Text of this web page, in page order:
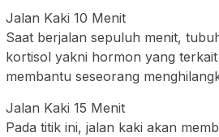
Jalan Kaki 10 Menit
Saat berjalan sepuluh menit,
kortisol yakni hormon yang
membantu seseorang
Jalan Kaki 15 Menit
Pada titik ini, jalan kaki akan